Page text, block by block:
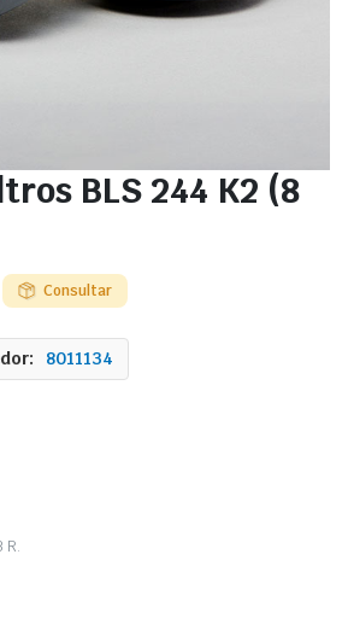
BLS 244 K2 (8
Consultar
8011134
R.